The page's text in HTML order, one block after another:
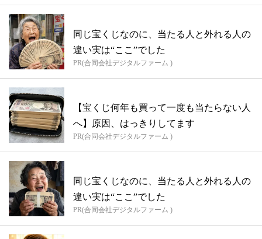
同じ宝くじなのに、当たる人と外れる人の
違い実は“ここ”でした
PR(合同会社デジタルファーム )
【宝くじ何年も買って一度も当たらない人
へ】原因、はっきりしてます
PR(合同会社デジタルファーム )
同じ宝くじなのに、当たる人と外れる人の
違い実は“ここ”でした
PR(合同会社デジタルファーム )